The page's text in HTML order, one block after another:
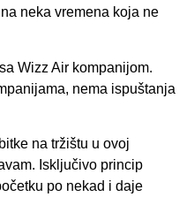
neka vremena koja ne
Wizz Air kompanijom.
nema ispuštanja
na tržištu u ovoj
Isključivo princip
po nekad i daje